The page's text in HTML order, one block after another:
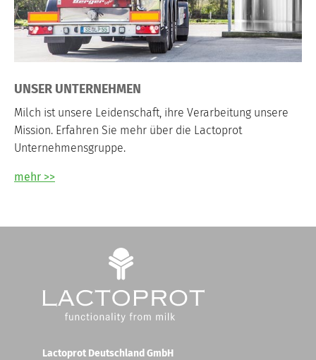
UNSER UNTERNEHMEN
Milch ist unsere Leidenschaft, ihre Verarbeitung unsere
Mission. Erfahren Sie mehr über die Lactoprot
Unternehmensgruppe.
mehr >>
Lactoprot Deutschland GmbH